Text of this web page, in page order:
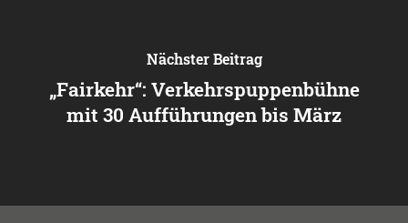
Nächster Beitrag
„Fairkehr“: Verkehrspuppenbühne
mit 30 Aufführungen bis März